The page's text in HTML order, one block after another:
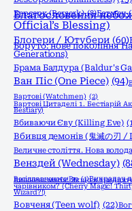
Берсерк (Berserk) (8)Бетмен
Благословення
Official’s Blessing)
Блогери / Ютубери (60)
Боруто: нове покоління
Generations)
Брама Балдура (Baldur's
Ван Піс (One Piece) (94)
Вартові (Watchmen) (2)
Вартові Цитаделі 1. Бестіарій
Bestiary)
Вбиваючи Єву (Killing Eve)
Вбивця демонів (鬼滅の刃
Величне століття. Нова
Венздей (Wednesday)
Весілля вченого Рю (1)Викрадач
Вишнева магія! Якщо в
чарівником? (Cherry Magic!
Wizard?!)
Вовченя (Teen wolf) (22)